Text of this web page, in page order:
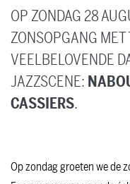
OP ZONDAG 28
ZONSOPGANG MET
VEELBELOVENDE
JAZZSCENE:
CASSIERS.
Op zondag groeten we de